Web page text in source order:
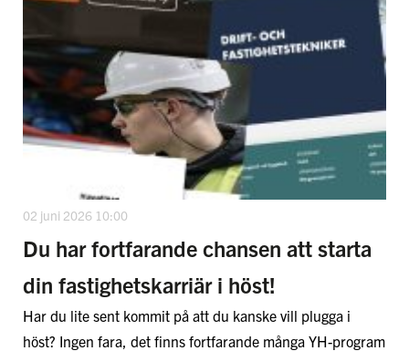
02 juni 2026 10:00
Du har fortfarande chansen att starta
din fastighetskarriär i höst!
Har du lite sent kommit på att du kanske vill plugga i
höst? Ingen fara, det finns fortfarande många YH-program